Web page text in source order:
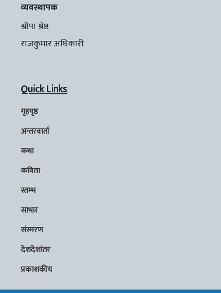
व्यवस्थापक
श्रीपा श्रेष्ठ
राजकुमार अधिकारी
Quick Links
गृहपृष्ठ
अन्तरवार्ता
कथा
कविता
स्तम्भ
साभार
संस्मरण
देशदेशांतर
प्रकाशकीय